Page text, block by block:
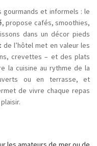
et informels : le
, propose cafés, smoothies,
dans un décor pieds
de l’hôtel met en valeur les
crevettes – et des plats
la cuisine au rythme de la
ou en terrasse, et
de vivre chaque repas